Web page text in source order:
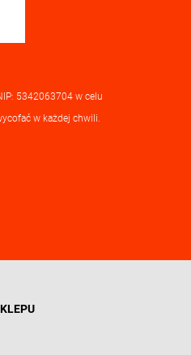
5342063704 w celu
w każdej chwili.